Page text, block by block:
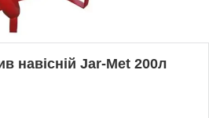
навісній Jar-Met 200л